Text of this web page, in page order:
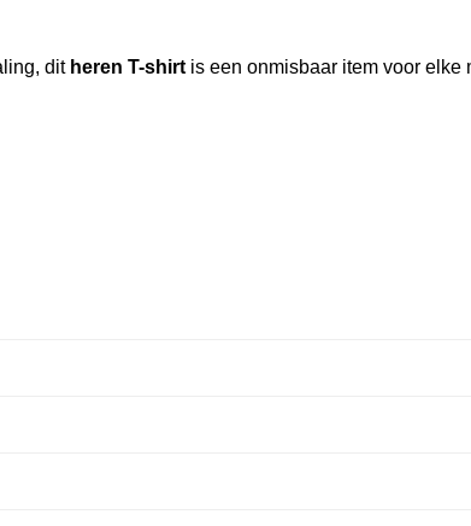
dit heren T-shirtis een onmisbaar item voor elke